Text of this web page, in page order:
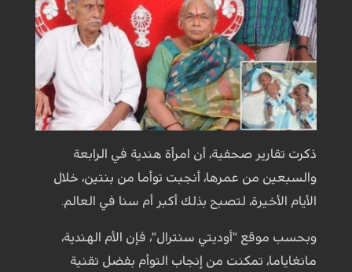
ذكرت تقارير صحفية، أن امرأة هندية في الرابعة
والسبعين من عمرها، أنجبت توأما من بنتين، خلال
الأيام الأخيرة، لتصبح بذلك أكبر أم سنا في العالم.
وبحسب موقع "أوديتي سنترال"، فإن الأم الهندية،
مانغاياما، تمكنت من إنجاب التوأم بفضل تقنية